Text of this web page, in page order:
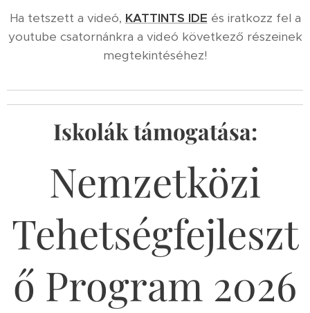
Ha tetszett a videó, KATTINTS IDE és iratkozz fel a
youtube csatornánkra a videó következő részeinek
megtekintéséhez!
Iskolák támogatása:
Nemzetközi
Tehetségfejleszt
ő Program 2026